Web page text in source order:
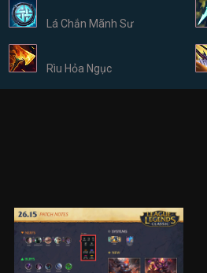
Lá Chắn Mãnh Sư
Rìu Hỏa Ngục